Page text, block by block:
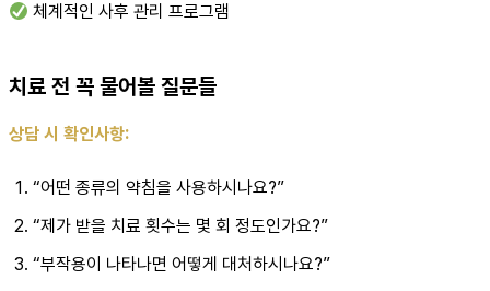
체계적인 사후 관리 프로그램
치료 전 꼭 물어볼 질문들
상담 시 확인사항:
“어떤 종류의 약침을 사용하시나요?”
“제가 받을 치료 횟수는 몇 회 정도인가요?”
“부작용이 나타나면 어떻게 대처하시나요?”